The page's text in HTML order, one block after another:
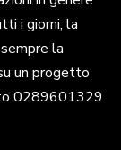
i giorni; la
la
un progetto
0289601329